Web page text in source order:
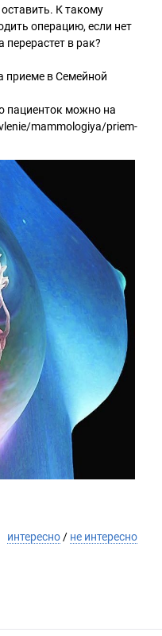
К такому
операцию, если нет
в рак?
приеме в Семейной
пациенток можно на
mammologiya/priem-
интересно/ не интересно